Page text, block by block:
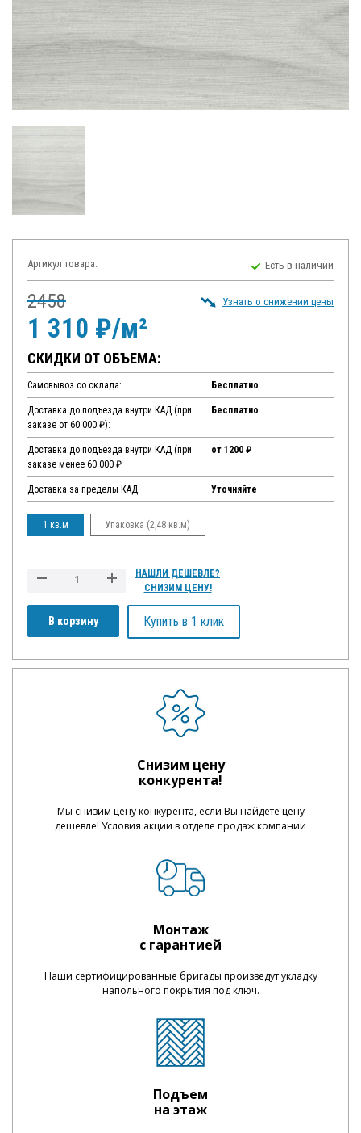
Артикул товара: Есть в наличии
2458
1 310 ₽/м²
Узнать о снижении цены
СКИДКИ ОТ ОБЪЕМА:
Самовывоз со склада: Бесплатно
Доставка до подъезда внутри КАД (при
заказе от 60 000 ₽):
Бесплатно
Доставка до подъезда внутри КАД (при
заказе менее 60 000 ₽
от 1200 ₽
Доставка за пределы КАД: Уточняйте
1 кв.м Упаковка (2,48 кв.м)
В корзину
НАШЛИ ДЕШЕВЛЕ?
СНИЗИМ ЦЕНУ!
Купить в 1 клик
Снизим цену
конкурента!
Мы снизим цену конкурента, если Вы найдете цену
дешевле! Условия акции в отделе продаж компании
Монтаж
с гарантией
Наши сертифицированные бригады произведут укладку
напольного покрытия под ключ.
Подъем
на этаж